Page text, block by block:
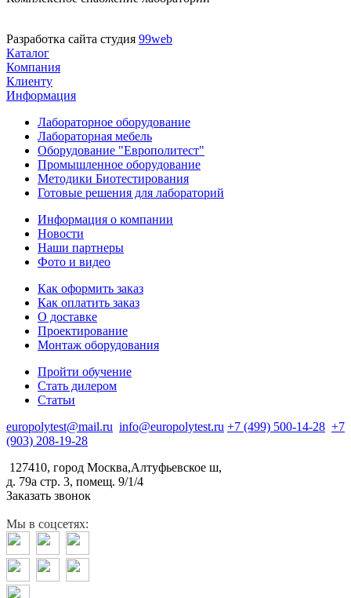
Разработка сайта студия 99web
Каталог
Компания
Клиенту
Информация
Лабораторное оборудование
Лабораторная мебель
Оборудование "Европолитест"
Промышленное оборудование
Методики Биотестирования
Готовые решения для лабораторий
Информация о компании
Новости
Наши партнеры
Фото и видео
Как оформить заказ
Как оплатить заказ
О доставке
Проектирование
Монтаж оборудования
Пройти обучение
Стать дилером
Статьи
europolytest@mail.ru info@europolytest.ru +7 (499) 500-14-28 +7
(903) 208-19-28
127410, город Москва,Алтуфьевское ш,
д. 79а стр. 3, помещ. 9/1/4
Заказать звонок
Мы в соцсетях: